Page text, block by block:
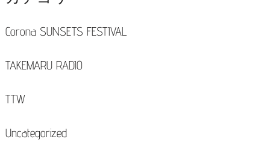
Corona SUNSETS FESTIVAL
TAKEMARU RADIO
TTW
Uncategorized